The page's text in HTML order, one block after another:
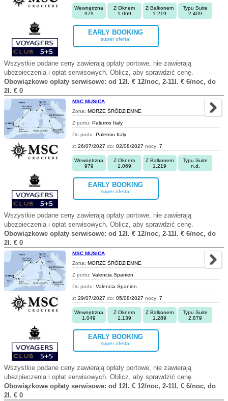
Wewnętrzna
979
Z Oknem
1.069
Z Balkonem
1.219
Typu Suite
2.409
EARLY BOOKING
super oferta!
Wszystkie podane ceny zawierają opłaty portowe, nie zawierają
ubezpieczenia i opłat serwisowych. Oblicz, aby sprawdzić cenę.
Obowiązkowe opłaty serwisowe: od 12l. € 12/noc, 2-11l. € 6/noc, do
2l. € 0
MSC MUSICA
Zona: MORZE ŚRÓDZIEMNE
Z portu: Palermo Italy
Do portu: Palermo Italy
z: 26/07/2027 do: 02/08/2027 nocy: 7
Wewnętrzna
979
Z Oknem
1.069
Z Balkonem
1.219
Typu Suite
n.d.
EARLY BOOKING
super oferta!
Wszystkie podane ceny zawierają opłaty portowe, nie zawierają
ubezpieczenia i opłat serwisowych. Oblicz, aby sprawdzić cenę.
Obowiązkowe opłaty serwisowe: od 12l. € 12/noc, 2-11l. € 6/noc, do
2l. € 0
MSC MUSICA
Zona: MORZE ŚRÓDZIEMNE
Z portu: Valencia Spanien
Do portu: Valencia Spanien
z: 29/07/2027 do: 05/08/2027 nocy: 7
Wewnętrzna
1.049
Z Oknem
1.139
Z Balkonem
1.289
Typu Suite
2.879
EARLY BOOKING
super oferta!
Wszystkie podane ceny zawierają opłaty portowe, nie zawierają
ubezpieczenia i opłat serwisowych. Oblicz, aby sprawdzić cenę.
Obowiązkowe opłaty serwisowe: od 12l. € 12/noc, 2-11l. € 6/noc, do
2l. € 0